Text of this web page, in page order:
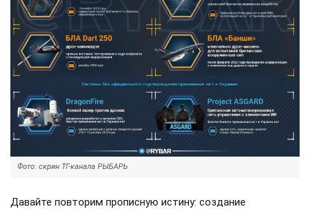
Фото: скрин ТГ-канала РЫБАРЬ
Давайте повторим прописную истину: создание